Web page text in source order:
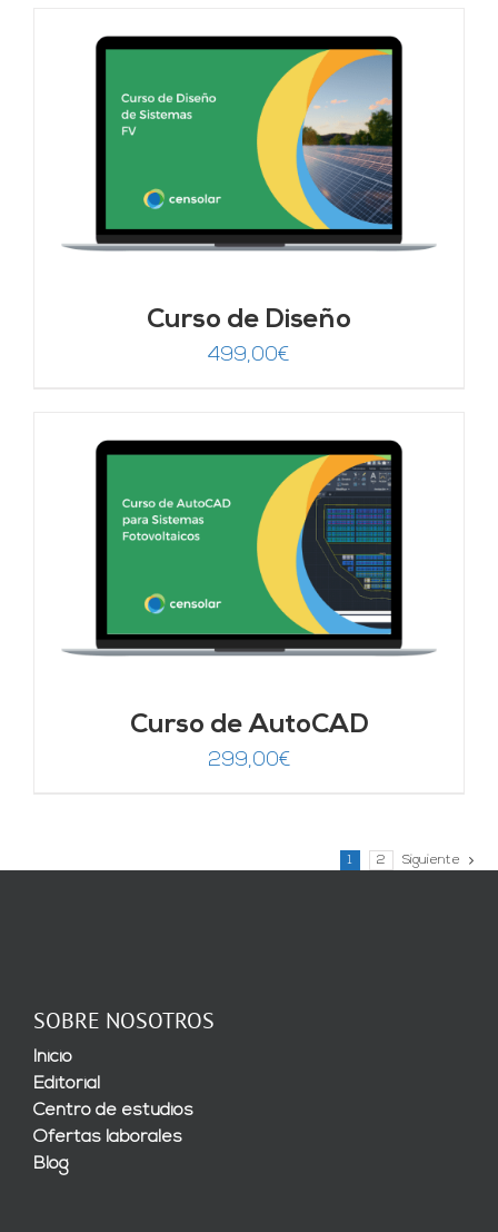
Curso de Diseño
499,00€
Curso de AutoCAD
299,00€
1 2 Siguiente
SOBRE NOSOTROS
Inicio
Editorial
Centro de estudios
Ofertas laborales
Blog